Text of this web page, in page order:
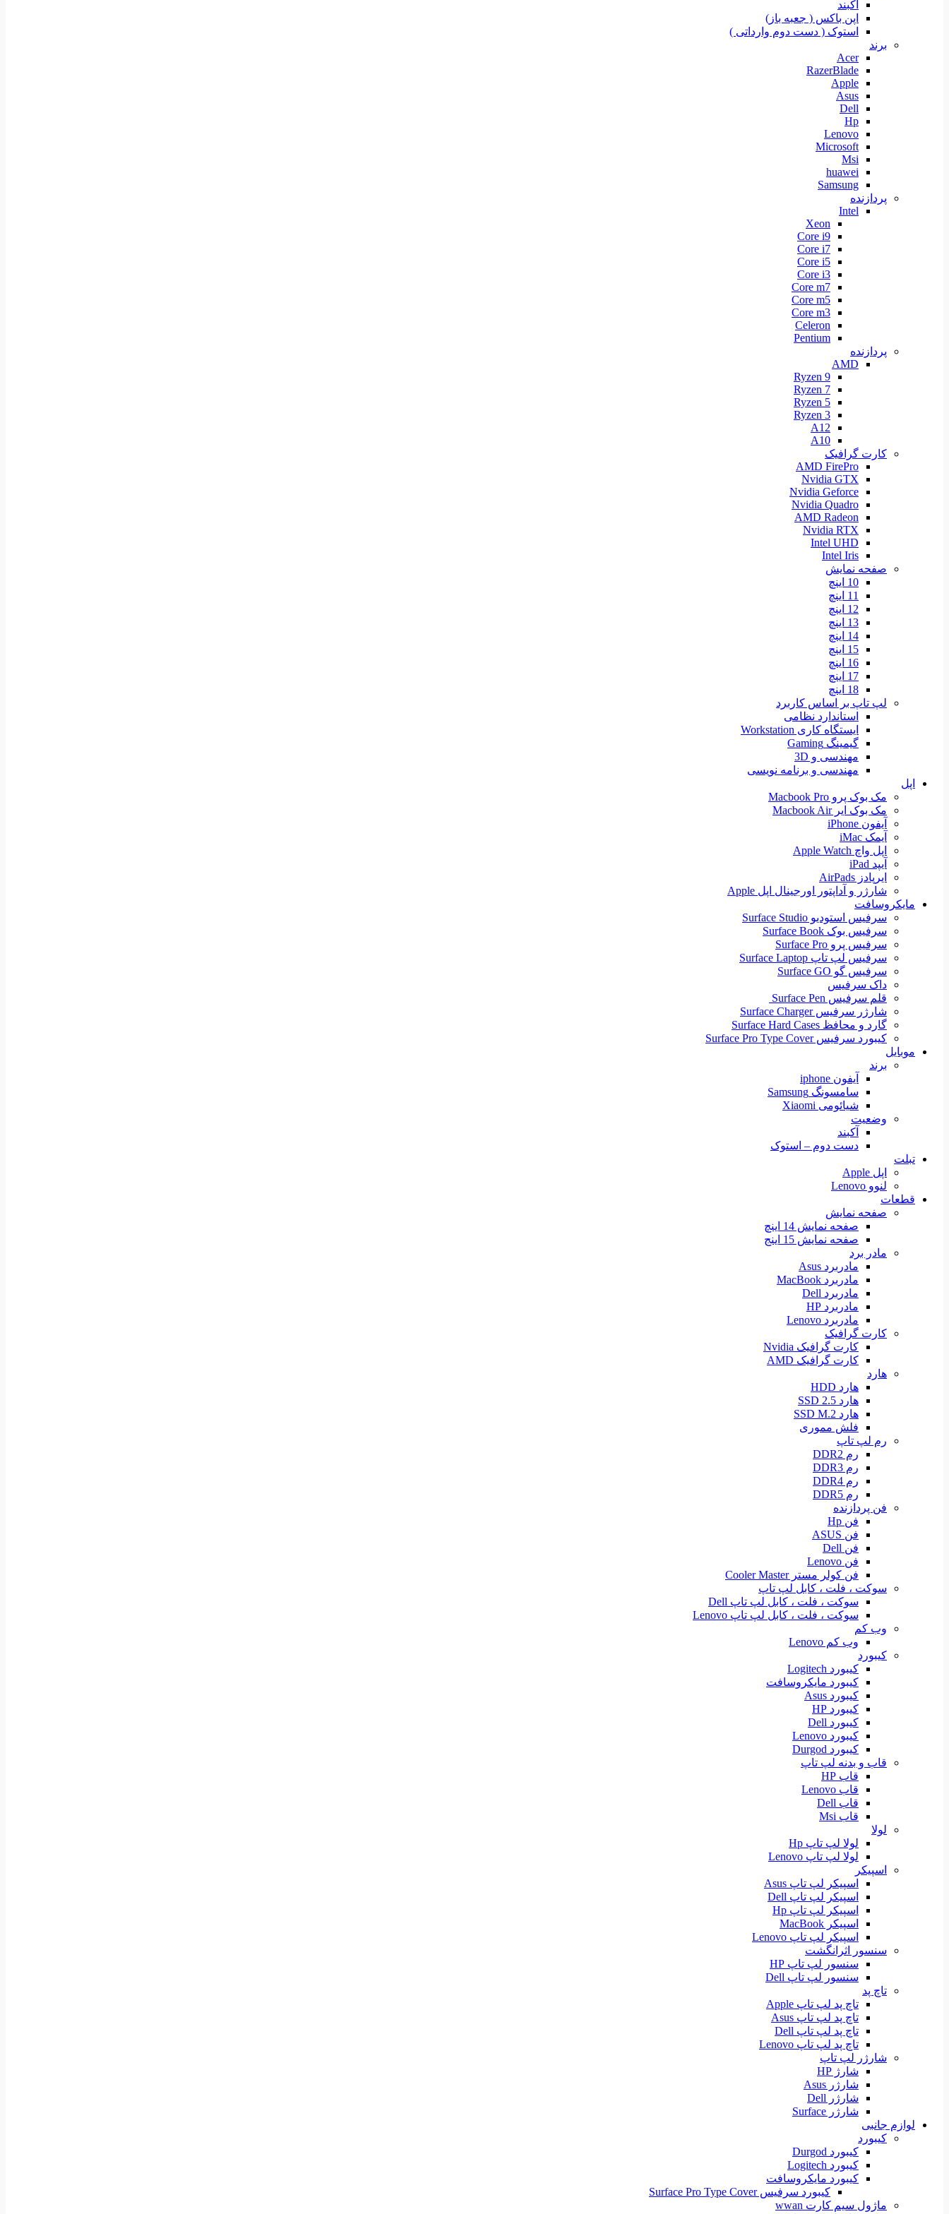
آکبند
اپن باکس ( جعبه باز)
استوک ( دست دوم وارداتی )
برند
Acer
RazerBlade
Apple
Asus
Dell
Hp
Lenovo
Microsoft
Msi
huawei
Samsung
پردازنده
Intel
Xeon
Core i9
Core i7
Core i5
Core i3
Core m7
Core m5
Core m3
Celeron
Pentium
پردازنده
AMD
Ryzen 9
Ryzen 7
Ryzen 5
Ryzen 3
A12
A10
کارت گرافیک
AMD FirePro
Nvidia GTX
Nvidia Geforce
Nvidia Quadro
AMD Radeon
Nvidia RTX
Intel UHD
Intel Iris
صفحه نمایش
10 اینچ
11 اینچ
12 اینچ
13 اینچ
14 اینچ
15 اینچ
16 اینچ
17 اینچ
18 اینچ
لپ تاپ بر اساس کاربرد
استاندارد نظامی
ایستگاه کاری Workstation
گیمینگ Gaming
مهندسی و 3D
مهندسی و برنامه نویسی
اپل
مک بوک پرو Macbook Pro
مک بوک ایر Macbook Air
آیفون iPhone
آیمک iMac
اپل واچ Apple Watch
آیپد iPad
ایرپادز AirPads
شارژر و آداپتور اورجینال اپل Apple
مایکروسافت
سرفیس استودیو Surface Studio
سرفیس بوک Surface Book
سرفیس پرو Surface Pro
سرفیس لپ تاپ Surface Laptop
سرفیس گو Surface GO
داک سرفیس
قلم سرفیس Surface Pen
شارژر سرفیس Surface Charger
گارد و محافظ Surface Hard Cases
کیبورد سرفیس Surface Pro Type Cover
موبایل
برند
آیفون iphone
سامسونگ Samsung
شیائومی Xiaomi
وضعیت
آکبند
دست دوم – استوک
تبلت
اپل Apple
لنوو Lenovo
قطعات
صفحه نمایش
صفحه نمایش 14 اینچ
صفحه نمایش 15 اینج
مادر برد
مادربرد Asus
مادربرد MacBook
مادربرد Dell
مادربرد HP
مادربرد Lenovo
کارت گرافیک
کارت گرافیک Nvidia
کارت گرافیک AMD
هارد
هارد HDD
هارد SSD 2.5
هارد SSD M.2
فلش مموری
رم لپ تاپ
رم DDR2
رم DDR3
رم DDR4
رم DDR5
فن پردازنده
فن Hp
فن ASUS
فن Dell
فن Lenovo
فن کولر مستر Cooler Master
سوکت ، فلت ، کابل لپ تاپ
سوکت ، فلت ، کابل لپ تاپ Dell
سوکت ، فلت ، کابل لپ تاپ Lenovo
وب کم
وب کم Lenovo
کیبورد
کیبورد Logitech
کیبورد مایکروسافت
کیبورد Asus
کیبورد HP
کیبورد Dell
کیبورد Lenovo
کیبورد Durgod
قاب و بدنه لپ تاپ
قاب HP
قاب Lenovo
قاب Dell
قاب Msi
لولا
لولا لپ تاپ Hp
لولا لپ تاپ Lenovo
اسپیکر
اسپیکر لپ تاپ Asus
اسپیکر لپ تاپ Dell
اسپیکر لپ تاپ Hp
اسپیکر MacBook
اسپیکر لپ تاپ Lenovo
سنسور اثرانگشت
سنسور لپ تاپ HP
سنسور لپ تاپ Dell
تاچ پد
تاچ پد لپ تاپ Apple
تاچ پد لپ تاپ Asus
تاچ پد لپ تاپ Dell
تاچ پد لپ تاپ Lenovo
شارژر لپ تاپ
شارژ HP
شارژر Asus
شارژر Dell
شارژر Surface
لوازم جانبی
کیبورد
کیبورد Durgod
کیبورد Logitech
کیبورد مایکروسافت
کیبورد سرفیس Surface Pro Type Cover
ماژول سیم کارت wwan